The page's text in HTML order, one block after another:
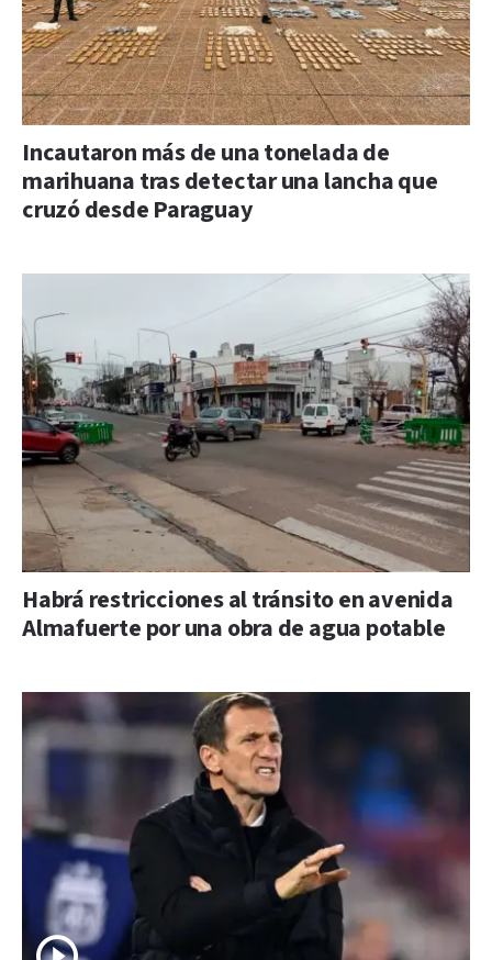
Incautaron más de una tonelada de
marihuana tras detectar una lancha que
cruzó desde Paraguay
Habrá restricciones al tránsito en avenida
Almafuerte por una obra de agua potable